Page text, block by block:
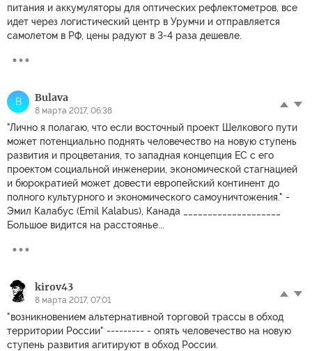
питания и аккумуляторы для оптических рефлектометров, все
идет через логистический центр в Урумчи и отправляется
самолетом в РФ, цены радуют в 3-4 раза дешевле.
B Bulava
8 марта 2017, 06:38
"Лично я полагаю, что если восточный проект Шелкового пути
может потенциально поднять человечество на новую ступень
развития и процветания, то западная концепция ЕС с его
проектом социальной инженерии, экономической стагнацией
и бюрократией может довести европейский континент до
полного культурного и экономического самоуничтожения." -
Эмил Калабус (Emil Kalabus), Канада ____________________
Большое видится на расстоянье...
kirov43
8 марта 2017, 07:01
"возникновением альтернативной торговой трассы в обход
территории России" --------- - опять человечество на новую
ступень развития агитируют в обход России.